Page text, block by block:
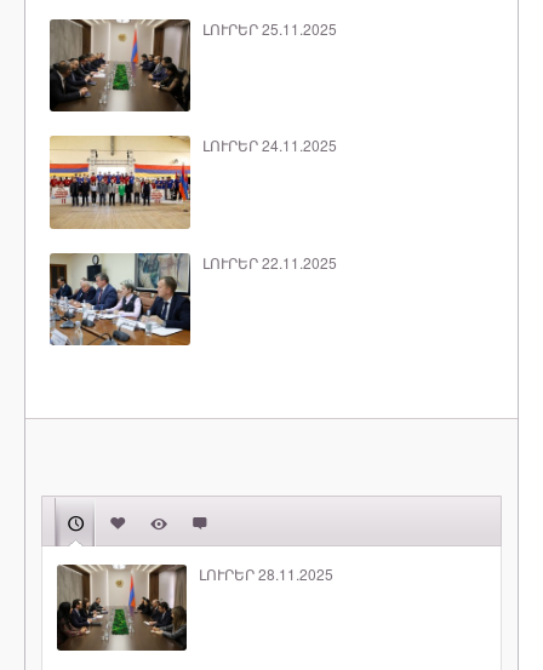
ԼՈՒՐԵՐ 25.11.2025
ԼՈՒՐԵՐ 24.11.2025
ԼՈՒՐԵՐ 22.11.2025
ԼՈՒՐԵՐ 28.11.2025